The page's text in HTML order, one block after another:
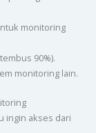
monitoring
90%).
monitoring lain.
ingin akses dari